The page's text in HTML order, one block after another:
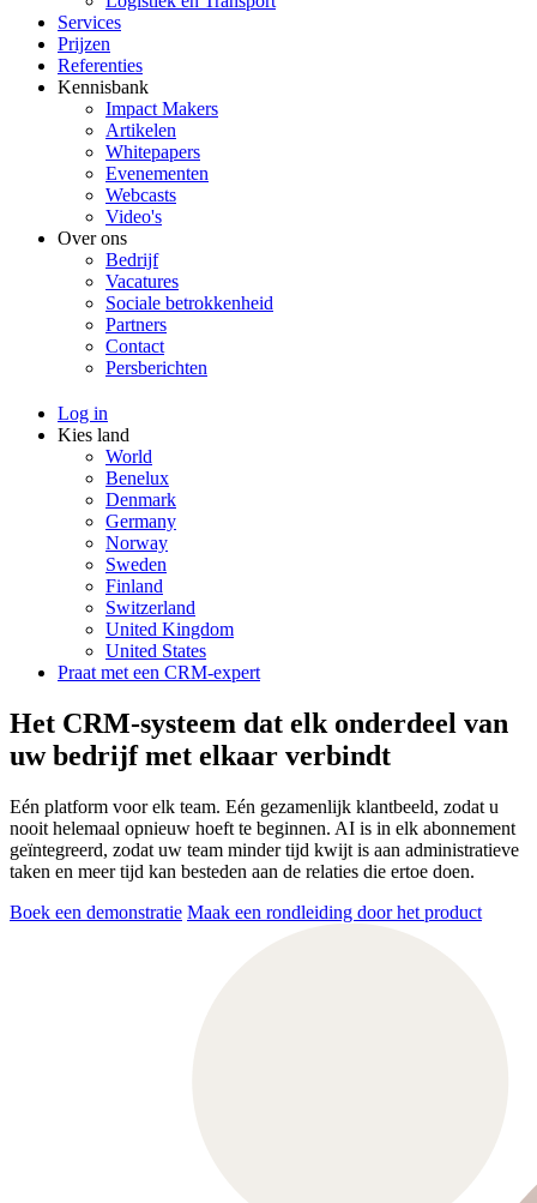
Services
Prijzen
Referenties
Kennisbank
Impact Makers
Artikelen
Whitepapers
Evenementen
Webcasts
Video's
Over ons
Bedrijf
Vacatures
Sociale betrokkenheid
Partners
Contact
Persberichten
Log in
Kies land
World
Benelux
Denmark
Germany
Norway
Sweden
Finland
Switzerland
United Kingdom
United States
Praat met een CRM-expert
Het CRM-systeem dat elk onderdeel van
uw bedrijf met elkaar verbindt
Eén platform voor elk team. Eén gezamenlijk klantbeeld, zodat u
nooit helemaal opnieuw hoeft te beginnen. AI is in elk abonnement
geïntegreerd, zodat uw team minder tijd kwijt is aan administratieve
taken en meer tijd kan besteden aan de relaties die ertoe doen.
Boek een demonstratie Maak een rondleiding door het product